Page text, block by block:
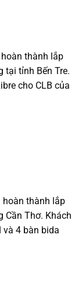
thành lắp
tại tỉnh Bến Tre.
cho CLB của
thành lắp
Cần Thơ. Khách
4 bàn bida